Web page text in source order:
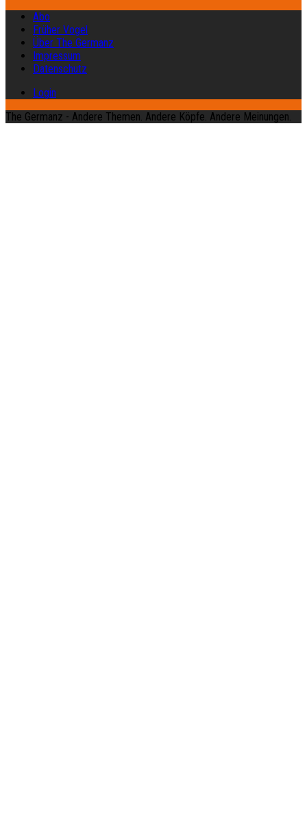
Abo
Früher Vogel
Über The Germanz
Impressum
Datenschutz
Login
The Germanz - Andere Themen. Andere Köpfe. Andere Meinungen.